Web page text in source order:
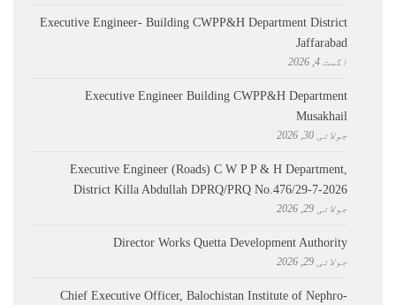
Executive Engineer- Building CWPP&H Department District
Jaffarabad
اگست 4, 2026
Executive Engineer Building CWPP&H Department
Musakhail
جولائی 30, 2026
Executive Engineer (Roads) C W P P & H Department,
District Killa Abdullah ​DPRQ/PRQ No.476/29-7-2026
جولائی 29, 2026
Director Works Quetta Development Authority
جولائی 29, 2026
Chief Executive Officer, Balochistan Institute of Nephro-